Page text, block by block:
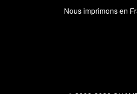
Nous imprimons en